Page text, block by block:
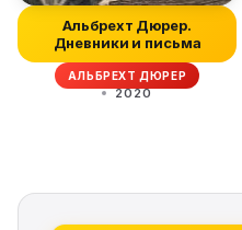
Альбрехт Дюрер.
Дневники и письма
АЛЬБРЕХТ ДЮРЕР
2020